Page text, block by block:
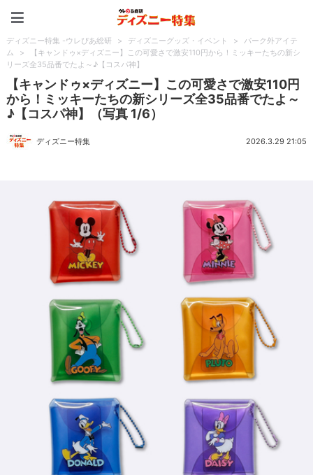
ディズニー特集 -ウレぴあ総研 > ディズニーグッズ・イベント >
パーク外アイテ
ム
>
【キャンドゥ×ディズニー】この可愛さで激安110円から！ミッキーたちの新シ
リーズ全35品番でたよ～♪【コスパ神】
【キャンドゥ×ディズニー】この可愛さで激安110円
から！ミッキーたちの新シリーズ全35品番でたよ～
♪【コスパ神】（写真 1/6）
ディズニー特集 2026.3.29 21:05